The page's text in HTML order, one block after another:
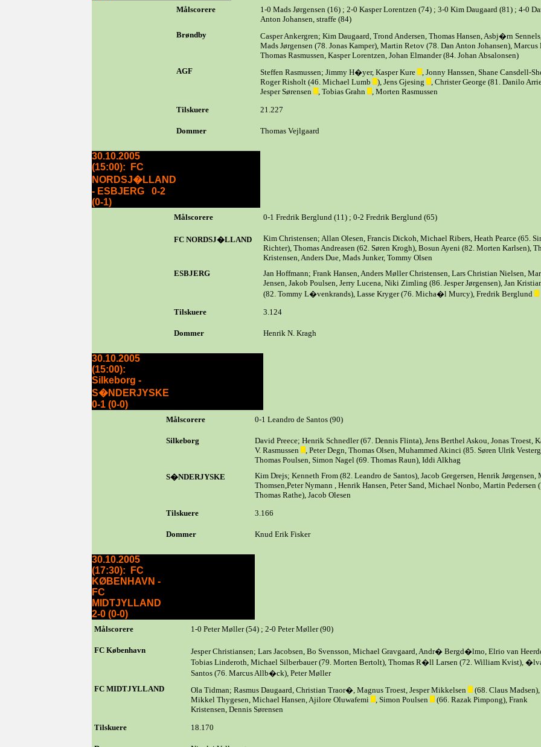
Målscorere
1-0 Mads Jørgensen (16) ; 2-0 Kasper Lorentzen (74) ; 3-0 Kim Daugaard (81) ; 4-0
Anton Johansen, straffe (84)
Brøndby
Casper Ankergren; Kim Daugaard, Trond Andersen, Thomas Hansen, Asbj�rn
Mads Jørgensen (78. Jonas Kamper), Martin Retov (78. Dan Anton Johansen), Marcus
Thomas Rasmussen, Kasper Lorentzen, Johan Elmander (84. Johan Absalonsen)
AGF
Steffen Rasmussen; Jimmy H�yer, Kasper Kure
, Jonny Hanssen, Shane Cansdell-
Roger Risholt (46. Michael Lumb
), Jens Gjesing
, Christer George (81. Danilo
Jesper Sørensen
, Tobias Grahn
, Morten Rasmussen
Tilskuere
21.227
Dommer Thomas Vejlgaard
30.10.2005
(15:00): FC
NORDSJ�LLAND
- ESBJERG 0-2
(0-1)
Målscorere 0-1 Fredrik Berglund (11) ; 0-2 Fredrik Berglund (65)
FC NORDSJ�LLAND
Kim Christensen; Allan Olesen, Francis Dickoh, Michael Ribers, Heath Pearce (65.
Richter), Thomas Andreasen (62. Søren Krogh), Bosun Ayeni (82. Morten Karlsen),
Kristensen, Anders Due, Mads Junker, Tommy Olsen
ESBJERG
Jan Hoffmann; Frank Hansen, Anders Møller Christensen, Lars Christian Nielsen,
Jensen, Jakob Poulsen, Jerry Lucena, Niki Zimling (86. Jesper Jørgensen), Jan
(82. Tommy L�venkrands), Lasse Kryger (76. Micha�l Murcy), Fredrik Berglund
Tilskuere
3.124
Dommer Henrik N. Kragh
30.10.2005
(15:00):
Silkeborg -
S�NDERJYSKE
0-1 (0-0)
Målscorere 0-1 Leandro de Santos (90)
Silkeborg
David Preece; Henrik Schnedler (67. Dennis Flinta), Jens Berthel Askou, Jonas Troest,
V. Rasmussen
, Peter Degn, Thomas Olsen, Muhammed Akinci (85. Søren Ulrik
Thomas Poulsen, Simon Nagel (69. Thomas Raun), Iddi Alkhag
S�NDERJYSKE
Kim Drejs; Kenneth From (82. Leandro de Santos), Jacob Gregersen, Henrik Jørgensen,
Thomsen,Peter Nymann , Henrik Hansen, Peter Sand, Michael Nonbo, Martin Pedersen
Thomas Rathe), Jacob Olesen
Tilskuere
3.166
Dommer Knud Erik Fisker
30.10.2005
(17:30): FC
KØBENHAVN -
FC
MIDTJYLLAND
2-0 (0-0)
Målscorere 1-0 Peter Møller (54) ; 2-0 Peter Møller (90)
FC København
Jesper Christiansen; Lars Jacobsen, Bo Svensson, Michael Gravgaard, Andr� Bergd�lmo, Elrio van
Tobias Linderoth, Michael Silberbauer (79. Morten Bertolt), Thomas R�ll Larsen (72. William Kvist),
Santos (76. Marcus Allb�ck), Peter Møller
FC MIDTJYLLAND
Ola Tidman; Rasmus Daugaard, Christian Traor�, Magnus Troest, Jesper Mikkelsen
(68. Claus Madsen),
Mikkel Thygesen, Michael Hansen, Ajilore Oluwafemi
, Simon Poulsen
(66. Razak Pimpong), Frank
Kristensen, Dennis Sørensen
Tilskuere
18.170